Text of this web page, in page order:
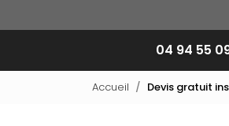
04 94 55
Accueil Devis gratuit